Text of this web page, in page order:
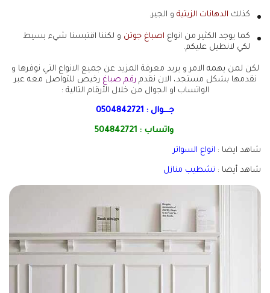
كذلك الدهانات الزيتية و الجير.
كما يوجد الكثير من انواع اصباغ جوتن و لكننا اقتبسنا شيء بسيط
لكي لانطيل عليكم.
لكن لمن يهمه الامر و يريد معرفة المزيد عن جميع الانواع التي نوفرها و
نقدمها بشكل مستجد، الان نقدم رقم صباغ رخيص للتواصل معه عبر
الواتساب او الجوال من خلال الأرقام التالية :
جـــوال : 0504842721
واتساب :504842721
شاهد ايضا : انواع السواتر
شاهد أيضا : تشطيب منازل